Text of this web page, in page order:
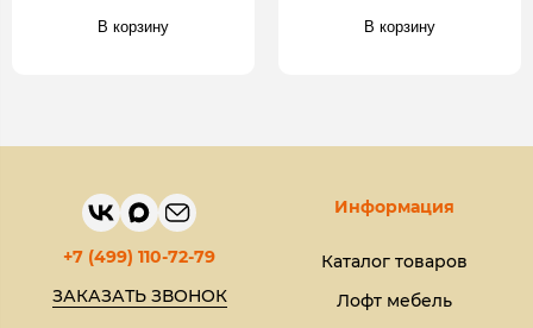
В корзину В корзину
+7 (499) 110-72-79
ЗАКАЗАТЬ ЗВОНОК
Информация
Каталог товаров
Лофт мебель